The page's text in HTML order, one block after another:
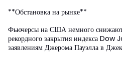
**Обстановка на рынке**
Фьючерсы на США немного
рекордного закрытия индекса Dow
заявлениям Джерома Пауэлла в